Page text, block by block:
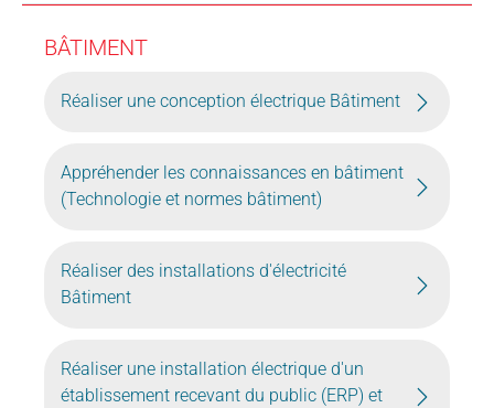
BÂTIMENT
Réaliser une conception électrique Bâtiment
Appréhender les connaissances en bâtiment
(Technologie et normes bâtiment)
Réaliser des installations d'électricité
Bâtiment
Réaliser une installation électrique d'un
établissement recevant du public (ERP) et